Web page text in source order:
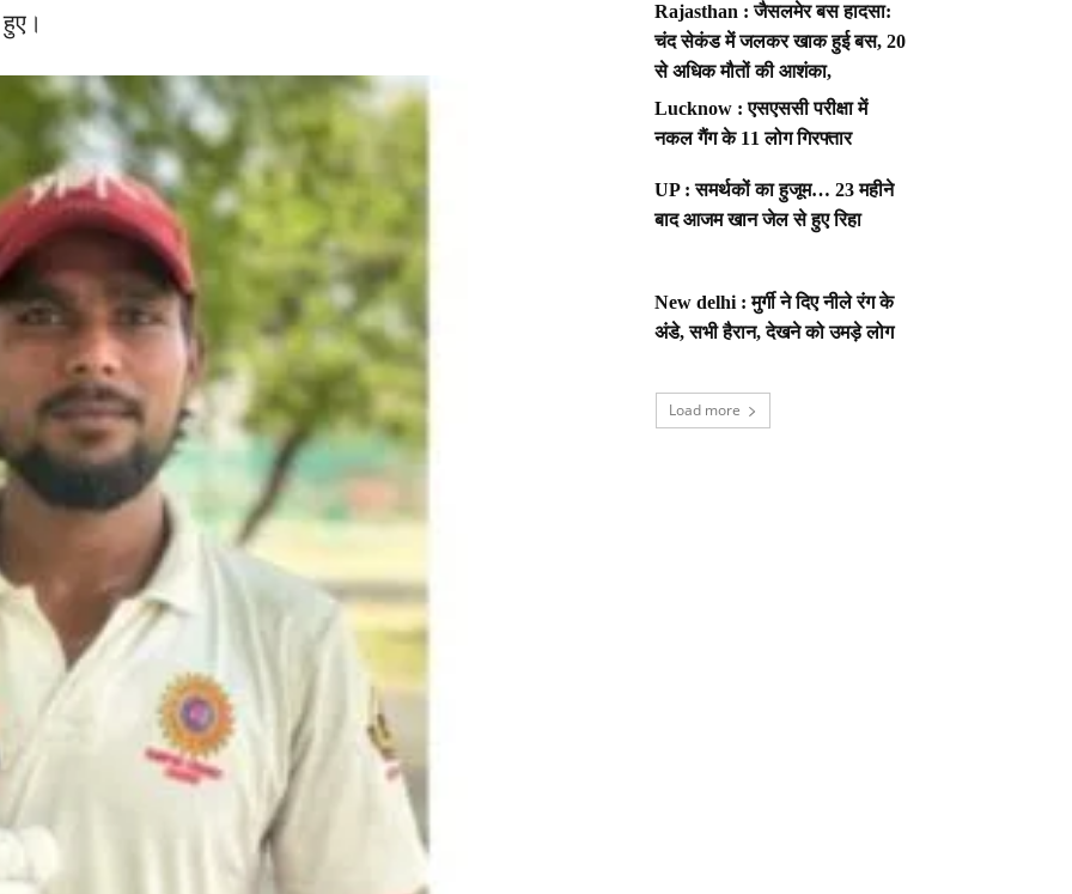
Rajasthan : जैसलमेर बस हादसा:
चंद सेकंड में जलकर खाक हुई बस, 20
से अधिक मौतों की आशंका,
Lucknow : एसएससी परीक्षा में
नकल गैंग के 11 लोग गिरफ्तार
UP : समर्थकों का हुजूम… 23 महीने
बाद आजम खान जेल से हुए रिहा
New delhi : मुर्गी ने दिए नीले रंग के
अंडे, सभी हैरान, देखने को उमड़े लोग
Load more